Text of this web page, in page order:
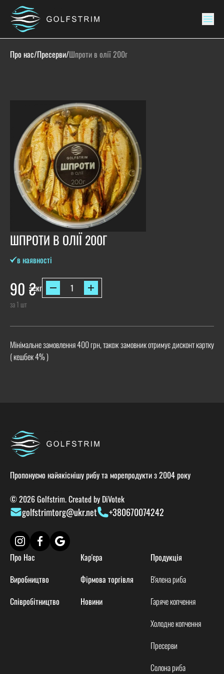
Про нас/Пресерви/Шпроти в олії 200г
ШПРОТИ В ОЛІЇ 200Г
в наявності
90 ₴кг
за 1 шт
Мінімальне замовлення 400 грн, також замовник отримує дисконт картку
( кешбек 4% )
Пропонуємо найякіснішу рибу та морепродукти з 2004 року
© 2026 Golfstrim. Created by DiVotek
Про Нас
Виробництво
Співробітництво
Кар'єра
Фірмова торгівля
Новини
Продукція
В'ялена риба
Гаряче копчення
Холодне копчення
Пресерви
Солона риба
golfstrimtorg@ukr.net +380670074242